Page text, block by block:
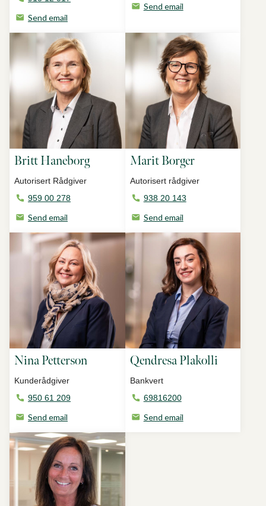
Send email
Send email
Britt Haneborg
Autorisert Rådgiver
959 00 278
Send email
Marit Borger
Autorisert rådgiver
938 20 143
Send email
Nina Petterson
Kunderådgiver
950 61 209
Send email
Qendresa Plakolli
Bankvert
69816200
Send email